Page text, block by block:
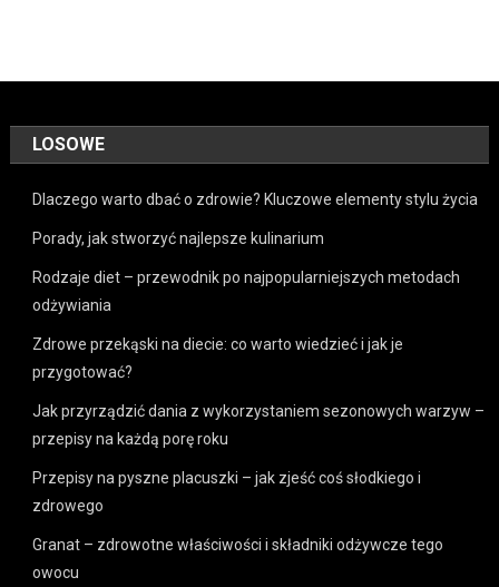
LOSOWE
Dlaczego warto dbać o zdrowie? Kluczowe elementy stylu życia
Porady, jak stworzyć najlepsze kulinarium
Rodzaje diet – przewodnik po najpopularniejszych metodach
odżywiania
Zdrowe przekąski na diecie: co warto wiedzieć i jak je
przygotować?
Jak przyrządzić dania z wykorzystaniem sezonowych warzyw –
przepisy na każdą porę roku
Przepisy na pyszne placuszki – jak zjeść coś słodkiego i
zdrowego
Granat – zdrowotne właściwości i składniki odżywcze tego
owocu